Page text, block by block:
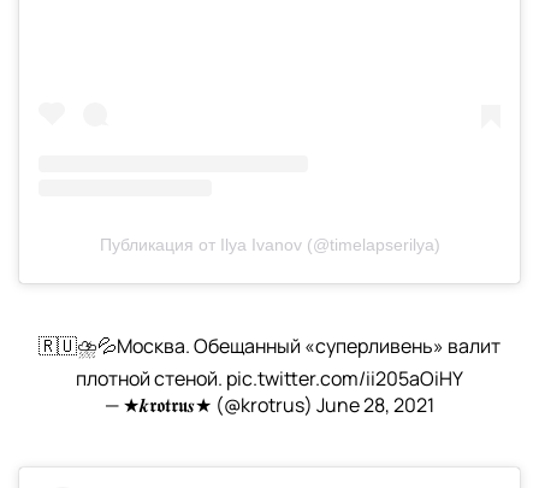
Публикация от Ilya Ivanov (@timelapserilya)
🇷🇺⛈️💦Москва. Обещанный «суперливень» валит
плотной стеной. pic.twitter.com/ii205aOiHY
— ★𝒌𝖗𝖔𝖙𝖗𝖚𝒔★ (@krotrus) June 28, 2021